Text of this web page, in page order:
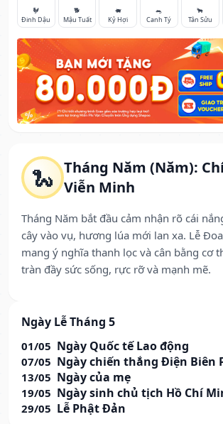
🐍 Tháng Năm (Năm):
Viễn Minh
Tháng Năm bắt đầu cảm nhận rõ cái
cây vào vụ, hương lúa mới lan xa. Lễ
mang ý nghĩa thanh lọc và cân bằng cơ
tràn đầy sức sống, rực rỡ và mạnh mẽ.
Ngày Lễ Tháng 5
01/05 Ngày Quốc tế Lao động
07/05 Ngày chiến thắng Điện Biên
13/05 Ngày của mẹ
19/05 Ngày sinh chủ tịch Hồ Chí
29/05 Lễ Phật Đản
🐓
Đinh Dậu
🐕
Mậu Tuất
🐖
Kỷ Hợi
🐀
Canh Tý
🐂
Tân Sửu